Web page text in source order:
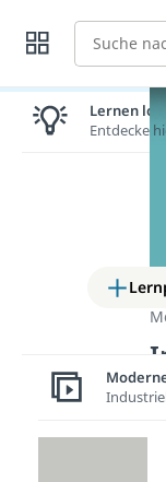
Suche
Lernen
Entdecke